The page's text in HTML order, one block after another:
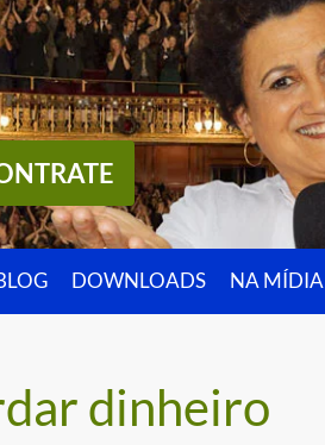
DOWNLOADS NA MÍDIA
dinheiro